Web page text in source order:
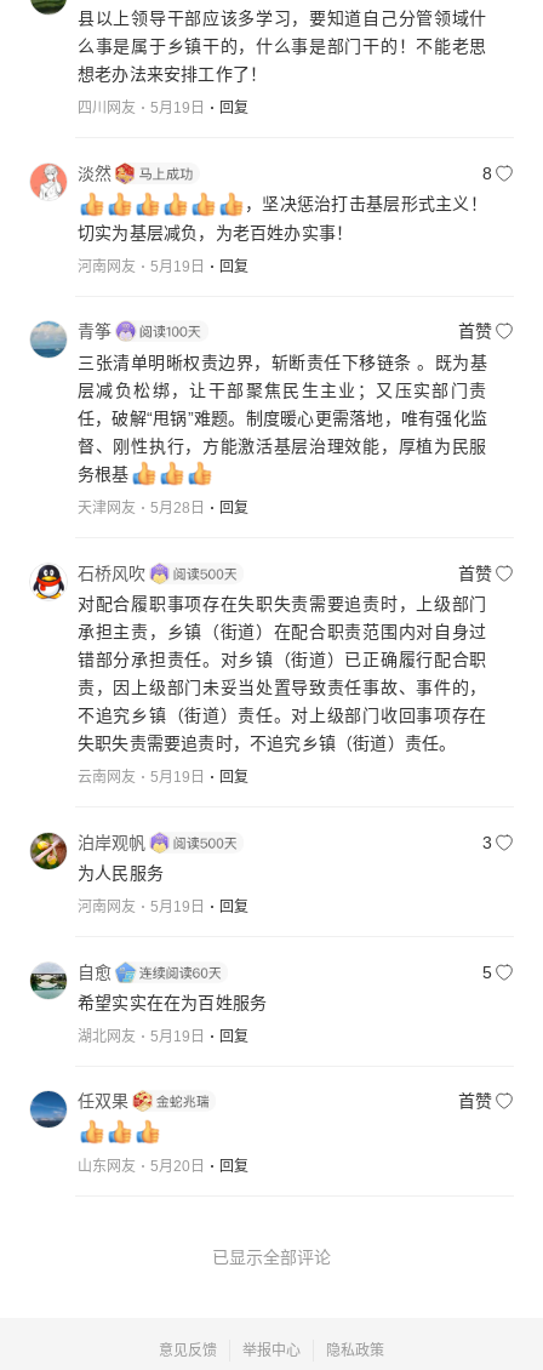
县以上领导干部应该多学习，要知道自己分管领域什
么事是属于乡镇干的，什么事是部门干的！不能老思
想老办法来安排工作了！
四川网友 5月19日 回复
淡然
8
，坚决惩治打击基层形式主义！
切实为基层减负，为老百姓办实事！
河南网友 5月19日 回复
青筝
首赞
三张清单明晰权责边界，斩断责任下移链条 。既为基
层减负松绑，让干部聚焦民生主业；又压实部门责
任，破解“甩锅”难题。制度暖心更需落地，唯有强化监
督、刚性执行，方能激活基层治理效能，厚植为民服
务根基
天津网友 5月28日 回复
石桥风吹
首赞
对配合履职事项存在失职失责需要追责时，上级部门
承担主责，乡镇（街道）在配合职责范围内对自身过
错部分承担责任。对乡镇（街道）已正确履行配合职
责，因上级部门未妥当处置导致责任事故、事件的，
不追究乡镇（街道）责任。对上级部门收回事项存在
失职失责需要追责时，不追究乡镇（街道）责任。
云南网友 5月19日 回复
泊岸观帆
3
为人民服务
河南网友 5月19日 回复
自愈
5
希望实实在在为百姓服务
湖北网友 5月19日 回复
任双果 首赞
山东网友 5月20日 回复
已显示全部评论
意见反馈 举报中心 隐私政策